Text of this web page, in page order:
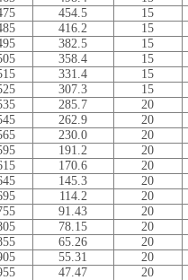
454.5
15
416.2
15
382.5
15
358.4
15
331.4
15
307.3
15
285.7
20
262.9
20
230.0
20
191.2
20
170.6
20
145.3
20
114.2
20
91.43
20
78.15
20
65.26
20
55.31
20
47.47 20